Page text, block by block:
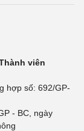
viên
hợp số: 692/GP-
- BC, ngày